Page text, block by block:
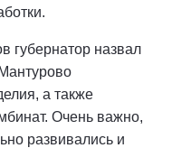
губернатор назвал
а также
Очень важно,
развивались и